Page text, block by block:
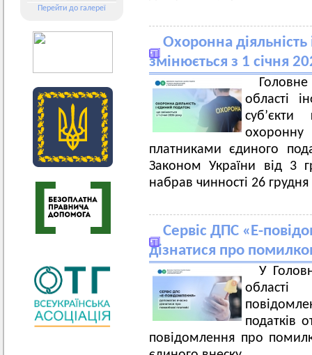
Перейти до галереї
Охоронна
змінюється з 1 січня
області
суб’єкти
платниками єдиного
Законом України від 3
набрав чинності 26
Сервіс ДПС «Е-
дізнатися про
У
податків
повідомлення про